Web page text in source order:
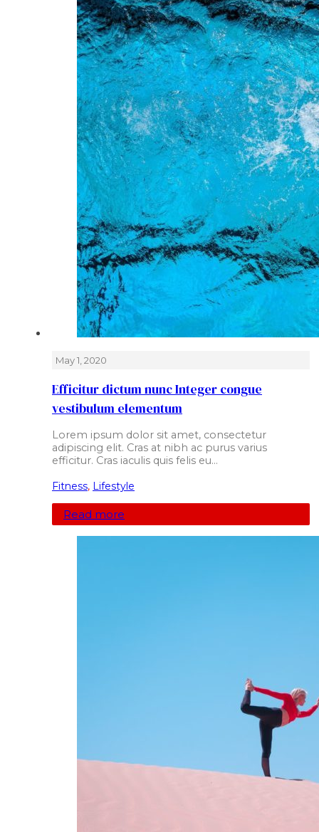
May 1, 2020
Efficitur dictum nunc Integer congue
vestibulum elementum
Lorem ipsum dolor sit amet, consectetur
adipiscing elit. Cras at nibh ac purus varius
efficitur. Cras iaculis quis felis eu…
Fitness, Lifestyle
Read more